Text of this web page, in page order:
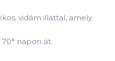
vidám illattal, amely
* napon át.